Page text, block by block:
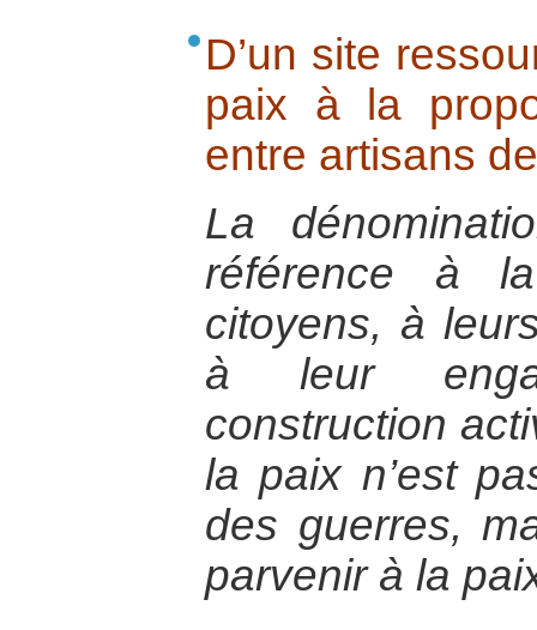
D’un site
paix à la
entre artisans
La
référence à
citoyens, à
à leur
construction
la paix n’est
des guerres,
parvenir à la